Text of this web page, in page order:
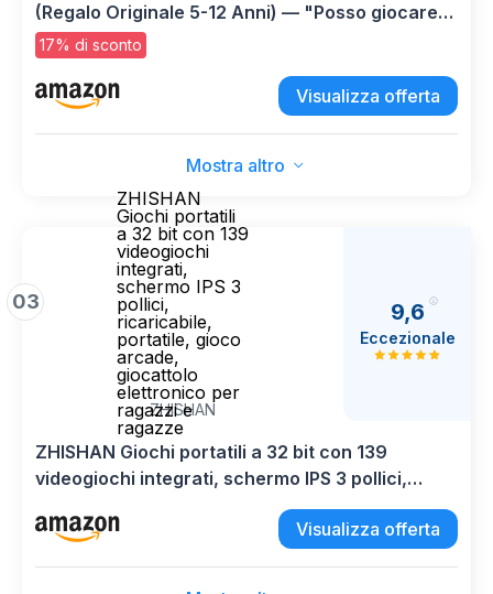
(Regalo Originale 5-12 Anni) — "Posso giocare
ancora?": imparano Inglese, Spagnolo, Cinese e
altri Realtà Virtuale [Occhiali 3D Giocattolo
Educativo]
17% di sconto
Visualizza offerta
Mostra altro
03
ZHISHAN
Giochi portatili
a 32 bit con 139
videogiochi
integrati,
schermo IPS 3
pollici,
ricaricabile,
portatile, gioco
arcade,
giocattolo
elettronico per
ragazzi e
ragazze
ZHISHAN
9,6
Eccezionale
ZHISHAN Giochi portatili a 32 bit con 139
videogiochi integrati, schermo IPS 3 pollici,
ricaricabile, portatile, gioco arcade, giocattolo
elettronico per ragazzi e ragazzeVisualizza offerta